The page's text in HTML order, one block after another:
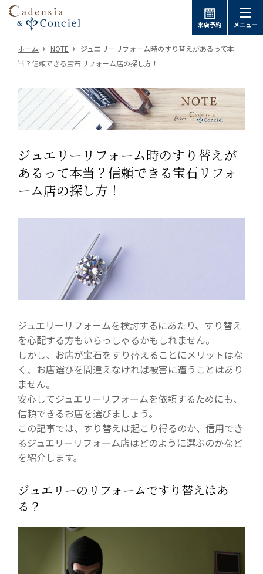
来店予約 メニュー
ホーム NOTE
ジュエリーリフォーム時のすり替えがあるって本
当？信頼できる宝石リフォーム店の探し方！
ジュエリーリフォーム時のすり替えが
あるって本当？信頼できる宝石リフォ
ーム店の探し方！
ジュエリーリフォームを検討するにあたり、すり替え
を心配する方もいらっしゃるかもしれません。
しかし、お店が宝石をすり替えることにメリットはな
く、お店選びを間違えなければ被害に遭うことはあり
ません。
安心してジュエリーリフォームを依頼するためにも、
信頼できるお店を選びましょう。
この記事では、すり替えは起こり得るのか、信用でき
るジュエリーリフォーム店はどのように選ぶのかなど
を紹介します。
ジュエリーのリフォームですり替えはあ
る？